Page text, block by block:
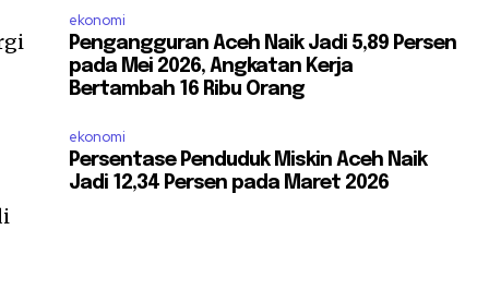
ekonomi
Pengangguran Aceh Naik Jadi 5,89 Persen
pada Mei 2026, Angkatan Kerja
Bertambah 16 Ribu Orang
ekonomi
Persentase Penduduk Miskin Aceh Naik
Jadi 12,34 Persen pada Maret 2026